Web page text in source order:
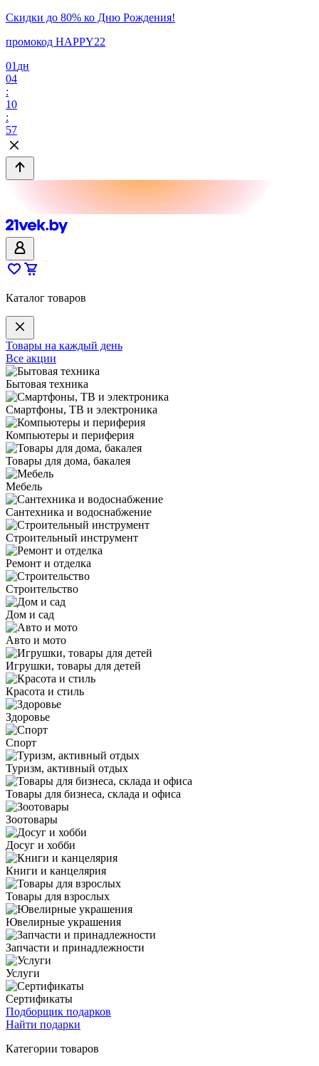
Скидки до 80% ко Дню Рождения!
промокод HAPPY22
01 дн
04
:
10
:
57
Каталог товаров
Товары на каждый день
Все акции
Бытовая техника
Смартфоны, ТВ и электроника
Компьютеры и периферия
Товары для дома, бакалея
Мебель
Сантехника и водоснабжение
Строительный инструмент
Ремонт и отделка
Строительство
Дом и сад
Авто и мото
Игрушки, товары для детей
Красота и стиль
Здоровье
Спорт
Туризм, активный отдых
Товары для бизнеса, склада и офиса
Зоотовары
Досуг и хобби
Книги и канцелярия
Товары для взрослых
Ювелирные украшения
Запчасти и принадлежности
Услуги
Сертификаты
Подборщик подарков
Найти подарки
Категории товаров